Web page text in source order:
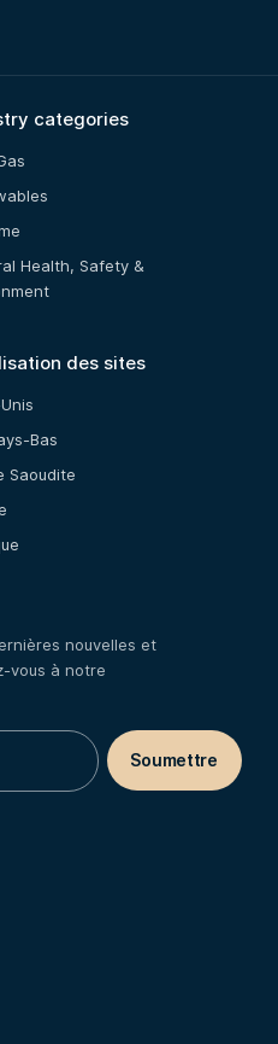
categories
Health, Safety &
des sites
Bas
Saoudite
nouvelles et
vous à notre